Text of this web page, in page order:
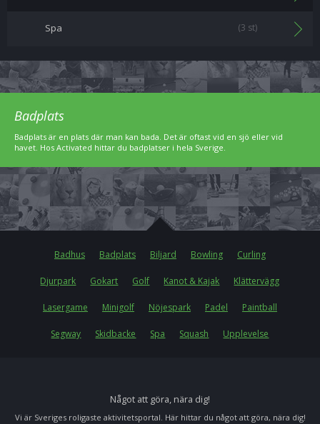
Spa (3 st)
Badplats
Badplats är en plats där man kan bada. Det är oftast vid en sjö eller vid
havet. Hos Activated hittar du badplatser i hela Sverige.
Badhus Badplats Biljard Bowling Curling
Djurpark Gokart Golf Kanot & Kajak Klättervägg
Lasergame Minigolf Nöjespark Padel Paintball
Segway Skidbacke Spa Squash Upplevelse
Något att göra, nära dig!
Vi är Sveriges roligaste aktivitetsportal. Här hittar du något att göra, nära dig!